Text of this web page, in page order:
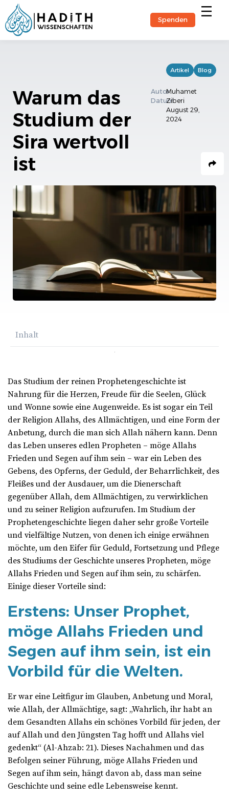
Spenden
Blog
Artikel
Warum das
Studium der
Sira wertvoll
ist
Autor
Datum
Muhamet
Ziberi
August 29,
2024
Inhalt
Das Studium der reinen Prophetengeschichte ist
Nahrung für die Herzen, Freude für die Seelen, Glück
und Wonne sowie eine Augenweide. Es ist sogar ein Teil
der Religion Allahs, des Allmächtigen, und eine Form der
Anbetung, durch die man sich Allah nähern kann. Denn
das Leben unseres edlen Propheten – möge Allahs
Frieden und Segen auf ihm sein – war ein Leben des
Gebens, des Opferns, der Geduld, der Beharrlichkeit, des
Fleißes und der Ausdauer, um die Dienerschaft
gegenüber Allah, dem Allmächtigen, zu verwirklichen
und zu seiner Religion aufzurufen. Im Studium der
Prophetengeschichte liegen daher sehr große Vorteile
und vielfältige Nutzen, von denen ich einige erwähnen
möchte, um den Eifer für Geduld, Fortsetzung und Pflege
des Studiums der Geschichte unseres Propheten, möge
Allahs Frieden und Segen auf ihm sein, zu schärfen.
Einige dieser Vorteile sind:
Erstens: Unser Prophet,
möge Allahs Frieden und
Segen auf ihm sein, ist ein
Vorbild für die Welten.
Er war eine Leitfigur im Glauben, Anbetung und Moral,
wie Allah, der Allmächtige, sagt: „Wahrlich, ihr habt an
dem Gesandten Allahs ein schönes Vorbild für jeden, der
auf Allah und den Jüngsten Tag hofft und Allahs viel
gedenkt“ (Al-Ahzab: 21). Dieses Nachahmen und das
Befolgen seiner Führung, möge Allahs Frieden und
Segen auf ihm sein, hängt davon ab, dass man seine
Geschichte und seine edle Lebensweise kennt.